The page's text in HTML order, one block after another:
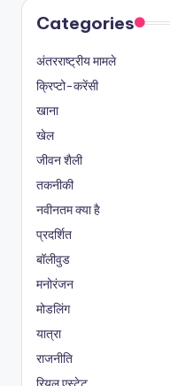
Categories
अंतरराष्ट्रीय मामले
क्रिप्टो-करेंसी
खाना
खेल
जीवन शैली
तकनीकी
नवीनतम क्या है
प्रदर्शित
बॉलीवुड
मनोरंजन
मोडलिंग
यात्रा
राजनीति